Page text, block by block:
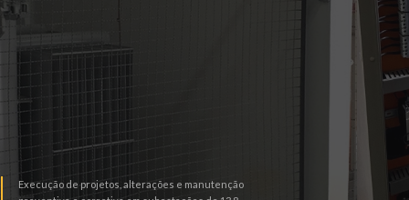
Execução de projetos, alterações e manutenção